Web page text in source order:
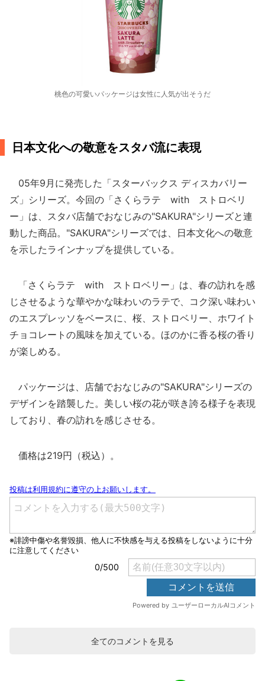
桃色の可愛いパッケージは女性に人気が出そうだ
日本文化への敬意をスタバ流に表現
05年9月に発売した「スターバックス ディスカバリー
ズ」シリーズ。今回の「さくらラテ with ストロベリ
ー」は、スタバ店舗でおなじみの"SAKURA"シリーズと連
動した商品。"SAKURA"シリーズでは、日本文化への敬意
を示したラインナップを提供している。
「さくらラテ with ストロベリー」は、春の訪れを感
じさせるような華やかな味わいのラテで、コク深い味わい
のエスプレッソをベースに、桜、ストロベリー、ホワイト
チョコレートの風味を加えている。ほのかに香る桜の香り
が楽しめる。
パッケージは、店舗でおなじみの"SAKURA"シリーズの
デザインを踏襲した。美しい桜の花が咲き誇る様子を表現
しており、春の訪れを感じさせる。
価格は219円（税込）。
全てのコメントを見る